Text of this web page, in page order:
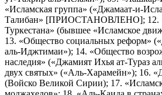
«Исламская группа» («Джамаат-и-
Талибан» [ПРИОСТАНОВЛЕНО]; 12.
Туркестана» (бывшее «Исламское
13. «Общество социальных реформ»
аль-Иджтимаи»); 14. «Общество
наследия» («Джамият Ихья ат-Тураз
двух святых» («Аль-Харамейн»); 16.
(Войско Великой Сирии); 17.